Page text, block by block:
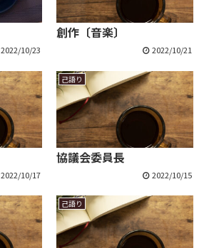
2022/10/23
創作〔音楽〕
2022/10/21
2022/10/17
己語り
協議会委員長
2022/10/15
己語り